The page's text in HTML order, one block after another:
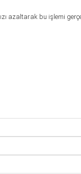
azaltarak bu işlemi